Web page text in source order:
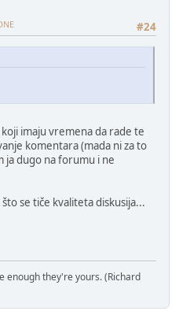
#24
imaju vremena da rade te
komentara (mada ni za to
ja dugo na forumu i ne
se tiče kvaliteta diskusija...
enough they're yours. (Richard